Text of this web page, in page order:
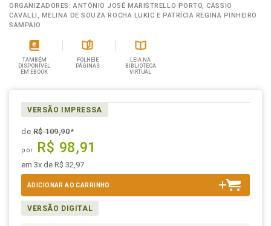
ORGANIZADORES: ANTÔNIO JOSÉ MARISTRELLO PORTO, CÁSSIO
CAVALLI, MELINA DE SOUZA ROCHA LUKIC E PATRÍCIA REGINA PINHEIRO
SAMPAIO
TAMBÉM
DISPONÍVEL
EM EBOOK
FOLHEIE
PÁGINAS
LEIA NA
BIBLIOTECA
VIRTUAL
VERSÃO IMPRESSA
deR$ 109,90*
por R$ 98,91
em 3x de R$ 32,97
ADICIONAR AO CARRINHO
VERSÃO DIGITAL